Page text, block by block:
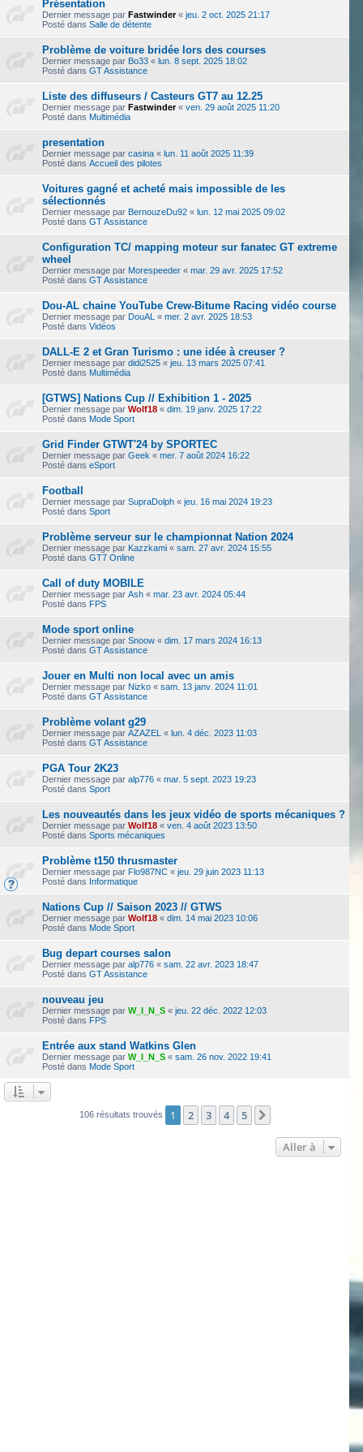
Présentation
Dernier message par Fastwinder« jeu. 2 oct. 2025 21:17
Posté dans Salle de détente
Problème de voiture bridée lors des courses
Dernier message par Bo33 « lun. 8 sept. 2025 18:02
Posté dans GT Assistance
Liste des diffuseurs / Casteurs GT7 au 12.25
Dernier message par Fastwinder« ven. 29 août 2025 11:20
Posté dans Multimédia
presentation
Dernier message par casina « lun. 11 août 2025 11:39
Posté dans Accueil des pilotes
Voitures gagné et acheté mais impossible de les
sélectionnés
Dernier message par BernouzeDu92 « lun. 12 mai 2025 09:02
Posté dans GT Assistance
Configuration TC/ mapping moteur sur fanatec GT extreme
wheel
Dernier message par Morespeeder « mar. 29 avr. 2025 17:52
Posté dans GT Assistance
Dou-AL chaine YouTube Crew-Bitume Racing vidéo course
Dernier message par DouAL « mer. 2 avr. 2025 18:53
Posté dans Vidéos
DALL-E 2 et Gran Turismo : une idée à creuser ?
Dernier message par didi2525 « jeu. 13 mars 2025 07:41
Posté dans Multimédia
[GTWS] Nations Cup // Exhibition 1 - 2025
Dernier message par Wolf18 « dim. 19 janv. 2025 17:22
Posté dans Mode Sport
Grid Finder GTWT'24 by SPORTEC
Dernier message par Geek « mer. 7 août 2024 16:22
Posté dans eSport
Football
Dernier message par SupraDolph « jeu. 16 mai 2024 19:23
Posté dans Sport
Problème serveur sur le championnat Nation 2024
Dernier message par Kazzkami « sam. 27 avr. 2024 15:55
Posté dans GT7 Online
Call of duty MOBILE
Dernier message par Ash « mar. 23 avr. 2024 05:44
Posté dans FPS
Mode sport online
Dernier message par Snoow « dim. 17 mars 2024 16:13
Posté dans GT Assistance
Jouer en Multi non local avec un amis
Dernier message par Nizko « sam. 13 janv. 2024 11:01
Posté dans GT Assistance
Problème volant g29
Dernier message par AZAZEL « lun. 4 déc. 2023 11:03
Posté dans GT Assistance
PGA Tour 2K23
Dernier message par alp776 « mar. 5 sept. 2023 19:23
Posté dans Sport
Les nouveautés dans les jeux vidéo de sports mécaniques ?
Dernier message par Wolf18 « ven. 4 août 2023 13:50
Posté dans Sports mécaniques
Problème t150 thrusmaster
Dernier message par Flo987NC « jeu. 29 juin 2023 11:13
Posté dans Informatique
Nations Cup // Saison 2023 // GTWS
Dernier message par Wolf18 « dim. 14 mai 2023 10:06
Posté dans Mode Sport
Bug depart courses salon
Dernier message par alp776 « sam. 22 avr. 2023 18:47
Posté dans GT Assistance
nouveau jeu
Dernier message par W_I_N_S « jeu. 22 déc. 2022 12:03
Posté dans FPS
Entrée aux stand Watkins Glen
Dernier message par W_I_N_S « sam. 26 nov. 2022 19:41
Posté dans Mode Sport
106 résultats trouvés 1 2 3 4 5
Aller à